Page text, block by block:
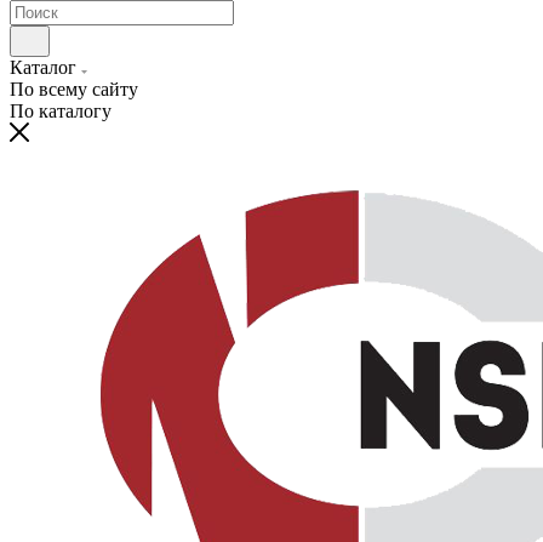
Каталог
По всему сайту
По каталогу